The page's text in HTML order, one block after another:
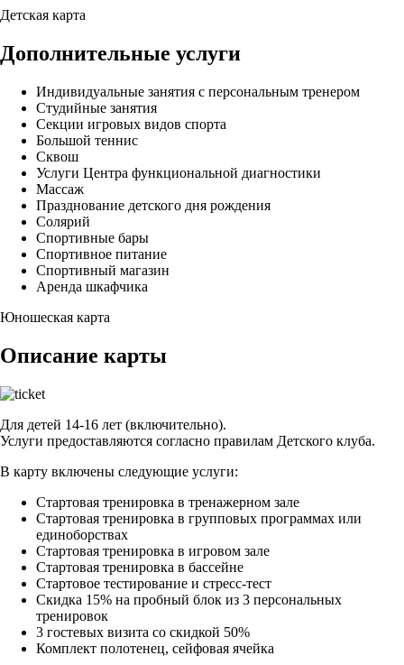
Детская карта
Дополнительные услуги
Индивидуальные занятия с персональным тренером
Студийные занятия
Секции игровых видов спорта
Большой теннис
Сквош
Услуги Центра функциональной диагностики
Массаж
Празднование детского дня рождения
Солярий
Спортивные бары
Спортивное питание
Спортивный магазин
Аренда шкафчика
Юношеская карта
Описание карты
Для детей 14-16 лет (включительно).
Услуги предоставляются согласно правилам Детского клуба.
В карту включены следующие услуги:
Стартовая тренировка в тренажерном зале
Стартовая тренировка в групповых программах или
единоборствах
Стартовая тренировка в игровом зале
Стартовая тренировка в бассейне
Стартовое тестирование и стресс-тест
Скидка 15% на пробный блок из 3 персональных
тренировок
3 гостевых визита со скидкой 50%
Комплект полотенец, сейфовая ячейка